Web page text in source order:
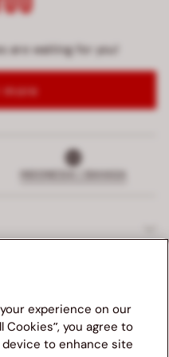
website Bata
are waiting for you!
more
INDONESIA | BAHASA
experience on our
Cookies”, you agree to
to enhance site